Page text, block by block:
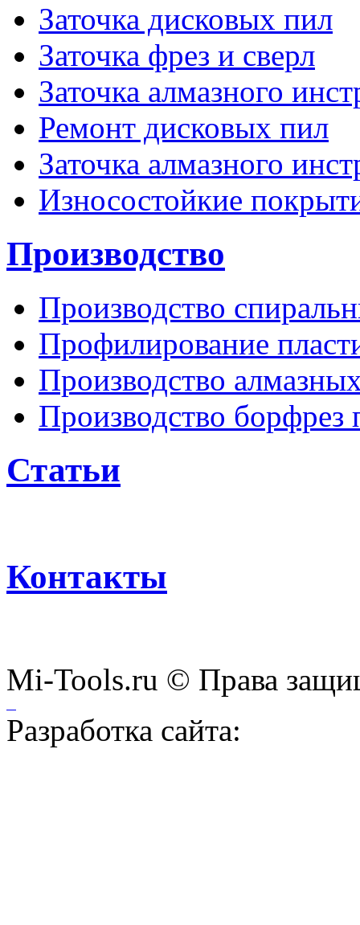
Заточка дисковых пил
Заточка фрез и сверл
Заточка алмазного
Ремонт дисковых пил
Заточка алмазного
Износостойкие
Производство
Производство
Профилирование
Производство
Производство борфрез
Статьи
Контакты
Mi-Tools.ru © Права
Разработка сайта: